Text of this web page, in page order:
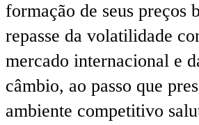
formação de seus preços
repasse da volatilidade
mercado internacional e
câmbio, ao passo que
ambiente competitivo